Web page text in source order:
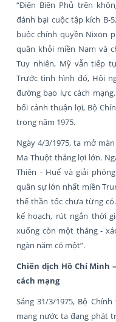
“Điện Biên Phủ trên
đánh bại cuộc tập kích B-
buộc chính quyền Nixon
quân khỏi miền Nam và
Tuy nhiên, Mỹ vẫn tiếp
Trước tình hình đó, Hội
đường bạo lực cách
bối cảnh thuận lợi, Bộ
trong năm 1975.
Ngày 4/3/1975, ta mở
Ma Thuột thắng lợi lớn.
Thiên - Huế và giải
quân sự lớn nhất miền
thế thần tốc chưa từng
kế hoạch, rút ngắn thời
xuống còn một tháng -
ngàn năm có một”.
Chiến dịch Hồ Chí Minh
cách mạng
Sáng 31/3/1975, Bộ
mạng nước ta đang phát